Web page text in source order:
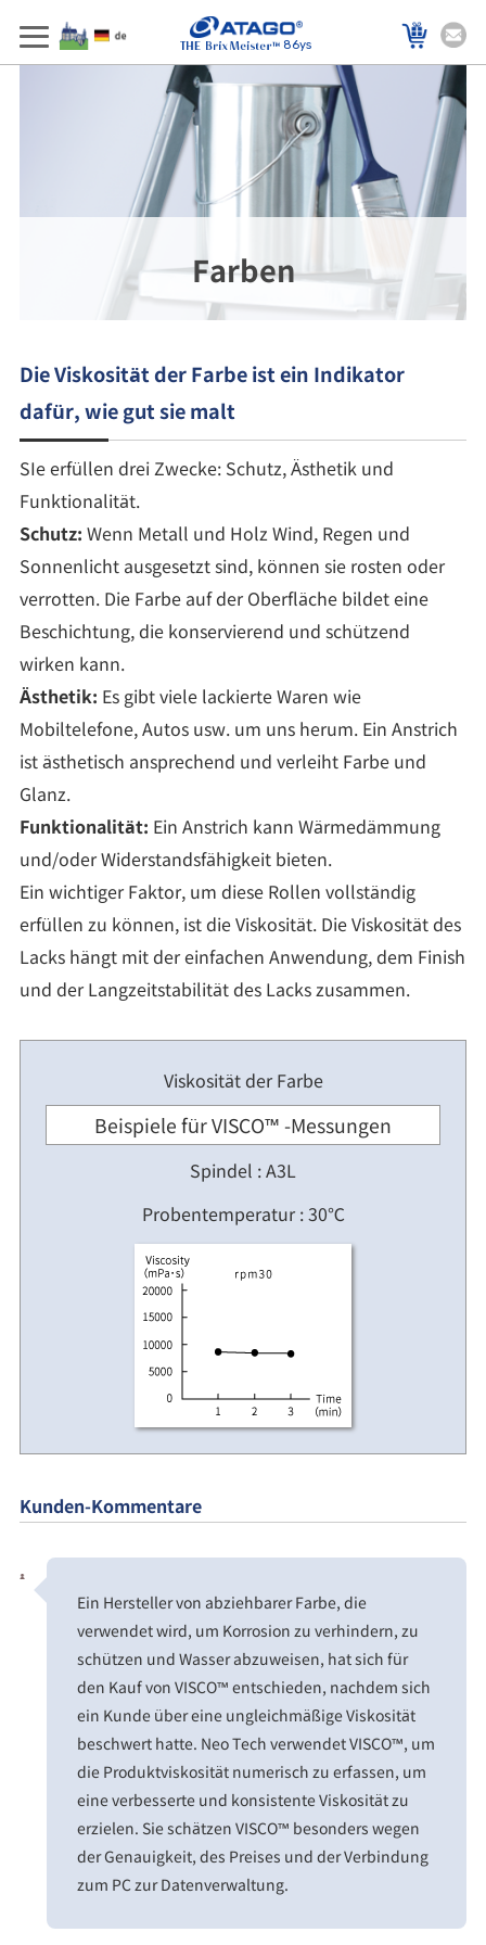
86ys
Farben
Die Viskosität der Farbe ist ein Indikator
dafür, wie gut sie malt
SIe erfüllen drei Zwecke: Schutz, Ästhetik und
Funktionalität.
Schutz: Wenn Metall und Holz Wind, Regen und
Sonnenlicht ausgesetzt sind, können sie rosten oder
verrotten. Die Farbe auf der Oberfläche bildet eine
Beschichtung, die konservierend und schützend
wirken kann.
Ästhetik: Es gibt viele lackierte Waren wie
Mobiltelefone, Autos usw. um uns herum. Ein Anstrich
ist ästhetisch ansprechend und verleiht Farbe und
Glanz.
Funktionalität: Ein Anstrich kann Wärmedämmung
und/oder Widerstandsfähigkeit bieten.
Ein wichtiger Faktor, um diese Rollen vollständig
erfüllen zu können, ist die Viskosität. Die Viskosität des
Lacks hängt mit der einfachen Anwendung, dem Finish
und der Langzeitstabilität des Lacks zusammen.
Viskosität der Farbe
Beispiele für VISCO™ -Messungen
Spindel : A3L
Probentemperatur : 30℃
Kunden-Kommentare
Ein Hersteller von abziehbarer Farbe, die
verwendet wird, um Korrosion zu verhindern, zu
schützen und Wasser abzuweisen, hat sich für
den Kauf von VISCO™ entschieden, nachdem sich
ein Kunde über eine ungleichmäßige Viskosität
beschwert hatte. Neo Tech verwendet VISCO™, um
die Produktviskosität numerisch zu erfassen, um
eine verbesserte und konsistente Viskosität zu
erzielen. Sie schätzen VISCO™ besonders wegen
der Genauigkeit, des Preises und der Verbindung
zum PC zur Datenverwaltung.